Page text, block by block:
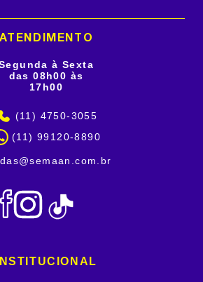
ATENDIMENTO
à Sexta
das 08h00 às
17h00
(11) 4750-3055
(11) 99120-8890
INSTITUCIONAL